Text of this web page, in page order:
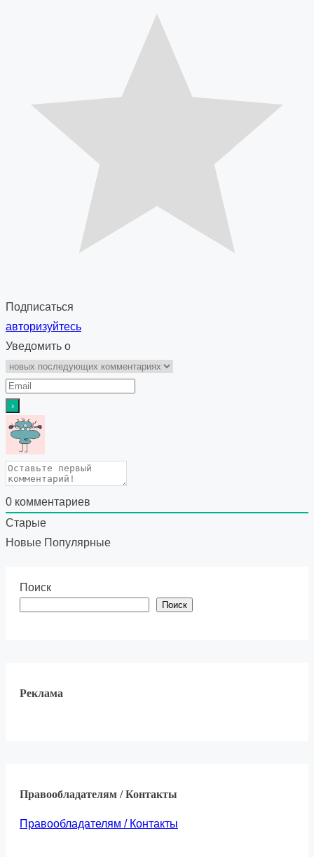
Подписаться
авторизуйтесь
Уведомить о
0 комментариев
Старые
Новые Популярные
Поиск
Поиск
Реклама
Правообладателям / Контакты
Правообладателям / Контакты